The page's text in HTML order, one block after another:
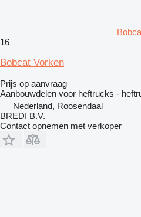
16
Bobcat Vorken
Prijs op aanvraag
Aanbouwdelen voor heftrucks -
Nederland, Roosendaal
BREDI B.V.
Contact opnemen met verkoper